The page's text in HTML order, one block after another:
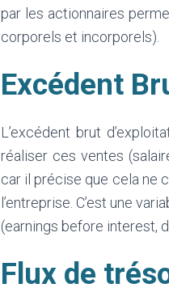
par les actionnaires
corporels et incorporels).
Excédent
L’excédent brut
réaliser ces ventes
car il précise que cela ne
l’entreprise. C’est une
(earnings before interest,
Flux de